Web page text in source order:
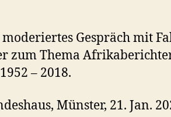
Gespräch mit
zum Thema
– 2018.
Münster, 21. Jan.